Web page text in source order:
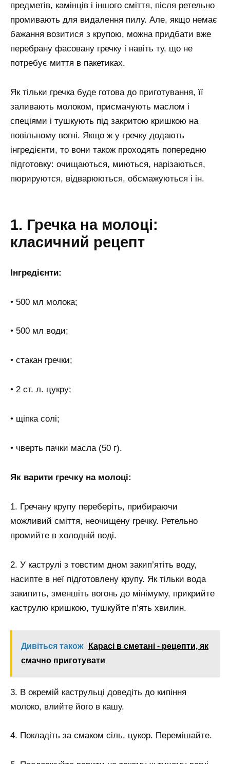
предметів, камінців і іншого сміття, після ретельно
промивають для видалення пилу. Але, якщо немає
бажання возитися з крупою, можна придбати вже
перебрану фасовану гречку і навіть ту, що не
потребує миття в пакетиках.
Як тільки гречка буде готова до приготування, її
заливають молоком, присмачують маслом і
спеціями і тушкують під закритою кришкою на
повільному вогні. Якщо ж у гречку додають
інгредієнти, то вони також проходять попередню
підготовку: очищаються, миються, нарізаються,
пюрируются, відварюються, обсмажуються і ін.
1. Гречка на молоці:
класичний рецепт
Інгредієнти:
• 500 мл молока;
• 500 мл води;
• стакан гречки;
• 2 ст. л. цукру;
• щіпка солі;
• чверть пачки масла (50 г).
Як варити гречку на молоці:
1. Гречану крупу переберіть, прибираючи
можливий сміття, неочищену гречку. Ретельно
промийте в холодній воді.
2. У каструлі з товстим дном закип’ятіть воду,
насипте в неї підготовлену крупу. Як тільки вода
закипить, зменшіть вогонь до мінімуму, прикрийте
каструлю кришкою, тушкуйте п’ять хвилин.
Дивіться також
Карасі в сметані - рецепти, як
смачно приготувати
3. В окремій каструльці доведіть до кипіння
молоко, влийте його в кашу.
4. Покладіть за смаком сіль, цукор. Перемішайте.